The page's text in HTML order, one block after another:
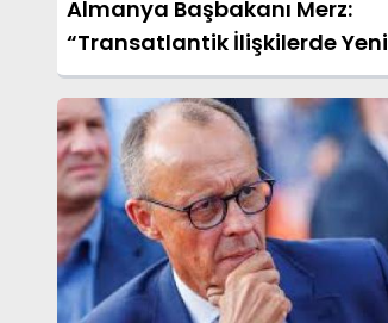
Almanya Başbakanı Merz:
“Transatlantik İlişkilerde Yeni
Bir Döneme Giriyoruz”